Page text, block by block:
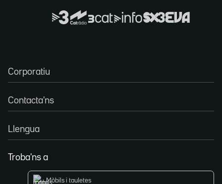
Corporatiu
Contacta'ns
Llengua
Troba'ns a
Mòbils i tauletes